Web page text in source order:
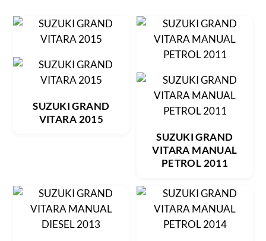
SUZUKI GRAND
VITARA 2015
SUZUKI GRAND
VITARA MANUAL
PETROL 2011